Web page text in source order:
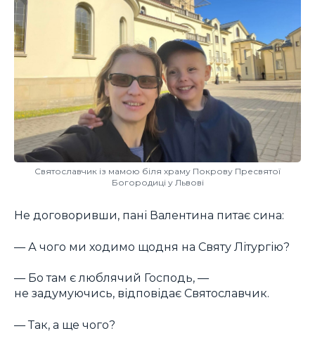
Святославчик із мамою біля храму Покрову Пресвятої
Богородиці у Львові
Не договоривши, пані Валентина питає сина:
— А чого ми ходимо щодня на Святу Літургію?
— Бо там є люблячий Господь, —
не задумуючись, відповідає Святославчик.
— Так, а ще чого?